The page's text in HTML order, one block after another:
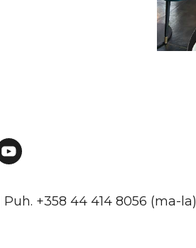
| Puh. +358 44 414 8056 (ma-la)